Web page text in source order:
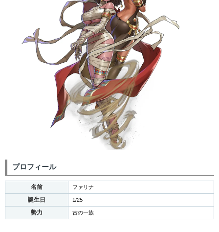
プロフィール
名前 ファリナ
誕生日 1/25
勢力 古の一族